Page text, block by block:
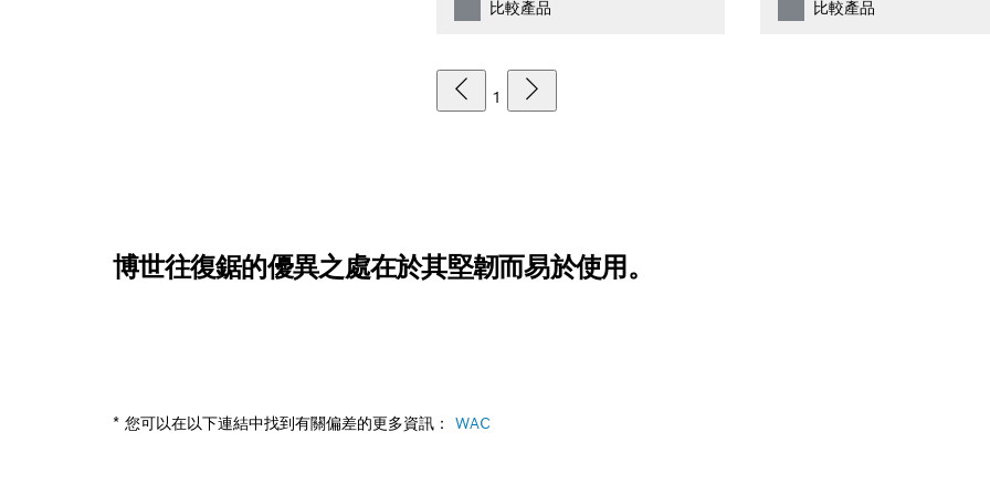
比較產品 比較產品
1
博世往復鋸的優異之處在於其堅韌而易於使用。
* 您可以在以下連結中找到有關偏差的更多資訊： WAC